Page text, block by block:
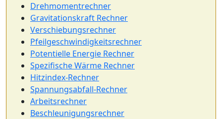
Drehmomentrechner
Gravitationskraft Rechner
Verschiebungsrechner
Pfeilgeschwindigkeitsrechner
Potentielle Energie Rechner
Spezifische Wärme Rechner
Hitzindex-Rechner
Spannungsabfall-Rechner
Arbeitsrechner
Beschleunigungsrechner